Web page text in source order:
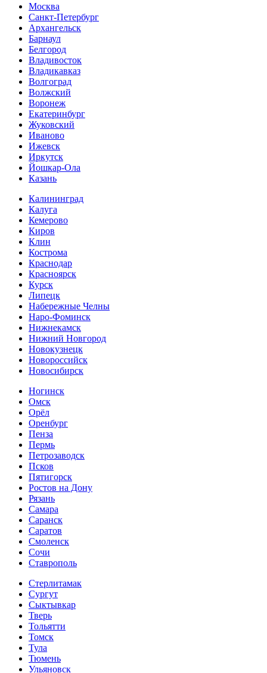
Москва
Санкт-Петербург
Архангельск
Барнаул
Белгород
Владивосток
Владикавказ
Волгоград
Волжский
Воронеж
Екатеринбург
Жуковский
Иваново
Ижевск
Иркутск
Йошкар-Ола
Казань
Калининград
Калуга
Кемерово
Киров
Клин
Кострома
Краснодар
Красноярск
Курск
Липецк
Набережные Челны
Наро-Фоминск
Нижнекамск
Нижний Новгород
Новокузнецк
Новороссийск
Новосибирск
Ногинск
Омск
Орёл
Оренбург
Пенза
Пермь
Петрозаводск
Псков
Пятигорск
Ростов на Дону
Рязань
Самара
Саранск
Саратов
Смоленск
Сочи
Ставрополь
Стерлитамак
Сургут
Сыктывкар
Тверь
Тольятти
Томск
Тула
Тюмень
Ульяновск